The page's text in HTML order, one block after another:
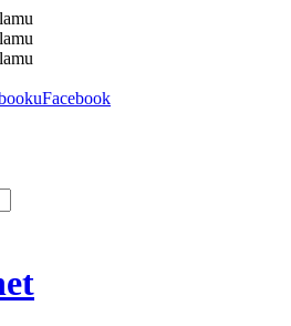
Facebook